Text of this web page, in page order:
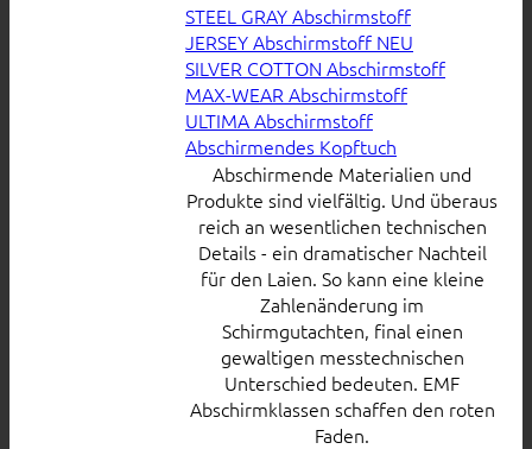
STEEL GRAY Abschirmstoff
JERSEY Abschirmstoff
SILVER COTTON Abschirmstoff
MAX-WEAR Abschirmstoff
ULTIMA Abschirmstoff
Abschirmendes Kopftuch
Abschirmende Materialien und
Produkte sind vielfältig. Und überaus
reich an wesentlichen technischen
Details - ein dramatischer Nachteil
für den Laien. So kann eine kleine
Zahlenänderung im
Schirmgutachten, final einen
gewaltigen messtechnischen
Unterschied bedeuten. EMF
Abschirmklassen schaffen den roten
Faden.